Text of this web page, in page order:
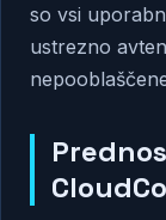
so vsi
ustrezno